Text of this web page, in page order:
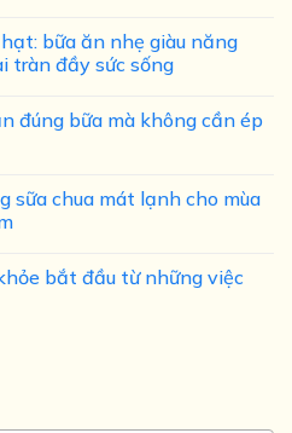
bữa ăn nhẹ giàu năng
tràn đầy sức sống
đúng bữa mà không cần ép
sữa chua mát lạnh cho mùa
bắt đầu từ những việc